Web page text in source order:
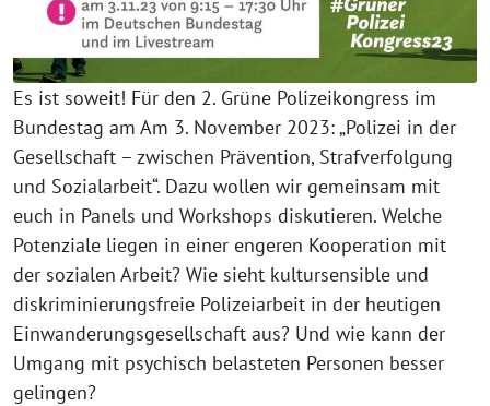
Es ist soweit! Für den 2. Grüne Polizeikongress im
Bundestag am Am 3. November 2023: „Polizei in der
Gesellschaft – zwischen Prävention, Strafverfolgung
und Sozialarbeit“. Dazu wollen wir gemeinsam mit
euch in Panels und Workshops diskutieren. Welche
Potenziale liegen in einer engeren Kooperation mit
der sozialen Arbeit? Wie sieht kultursensible und
diskriminierungsfreie Polizeiarbeit in der heutigen
Einwanderungsgesellschaft aus? Und wie kann der
Umgang mit psychisch belasteten Personen besser
gelingen?